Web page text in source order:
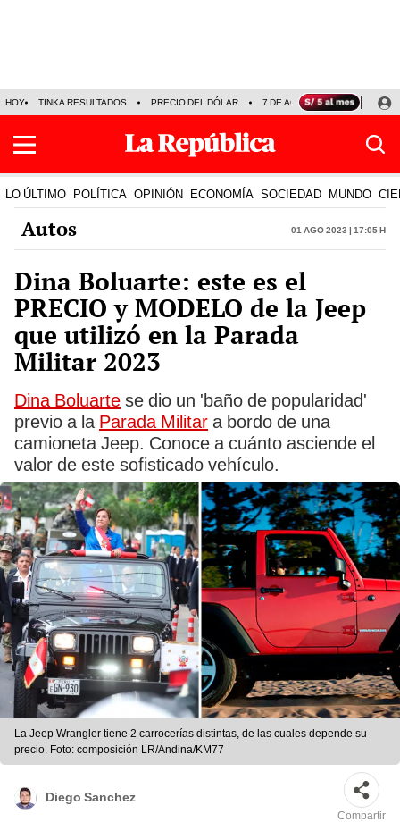
HOY TINKA RESULTADOS PRECIO DEL DÓLAR 7 DE AGOSTO OLLANTA
LO ÚLTIMO POLÍTICA OPINIÓN ECONOMÍA SOCIEDAD MUNDO
Autos 01 Ago 2023 | 17:05 h
Dina Boluarte: este es el
PRECIO y MODELO de la Jeep
que utilizó en la Parada
Militar 2023
Dina Boluarte se dio un 'baño de popularidad'
previo a la Parada Militar a bordo de una
camioneta Jeep. Conoce a cuánto asciende el
valor de este sofisticado vehículo.
La Jeep Wrangler tiene 2 carrocerías distintas, de las cuales depende su
precio. Foto: composición LR/Andina/KM77
Diego Sanchez
Compartir